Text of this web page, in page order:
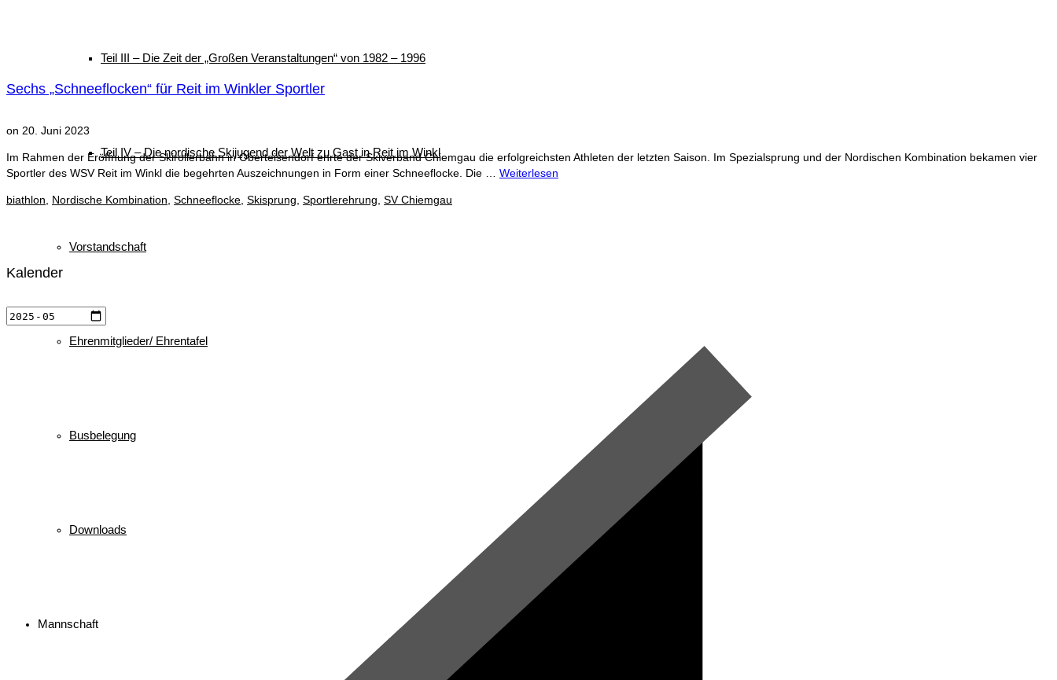
Teil III – Die Zeit der „Großen Veranstaltungen“ von 1982 – 1996
Teil IV – Die nordische Skijugend der Welt zu Gast in Reit im Winkl
Vorstandschaft
Ehrenmitglieder/ Ehrentafel
Busbelegung
Downloads
Mannschaft
Sechs „Schneeflocken“ für Reit im Winkler Sportler
on 20. Juni 2023
Im Rahmen der Eröffnung der Skirollerbahn in Oberteisendorf ehrte der Skiverband Chiemgau die erfolgreichsten Athleten der letzten Saison. Im Spezialsprung und der Nordischen Kombination bekamen vier
Sportler des WSV Reit im Winkl die begehrten Auszeichnungen in Form einer Schneeflocke. Die … Weiterlesen
biathlon Nordische Kombination Schneeflocke Skisprung Sportlerehrung SV Chiemgau
Kalender